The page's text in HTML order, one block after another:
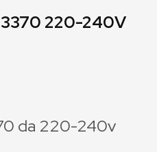
3370 220-240V
da 220-240v